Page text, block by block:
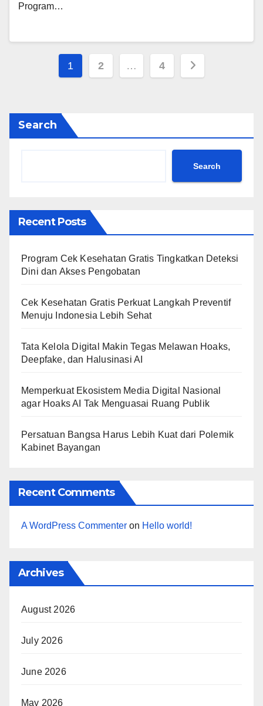
Program…
Posts
1 2 … 4
Search
Search
Recent Posts
Program Cek Kesehatan Gratis Tingkatkan Deteksi
Dini dan Akses Pengobatan
Cek Kesehatan Gratis Perkuat Langkah Preventif
Menuju Indonesia Lebih Sehat
Tata Kelola Digital Makin Tegas Melawan Hoaks,
Deepfake, dan Halusinasi AI
Memperkuat Ekosistem Media Digital Nasional
agar Hoaks AI Tak Menguasai Ruang Publik
Persatuan Bangsa Harus Lebih Kuat dari Polemik
Kabinet Bayangan
Recent Comments
A WordPress Commenter on Hello world!
Archives
August 2026
July 2026
June 2026
May 2026